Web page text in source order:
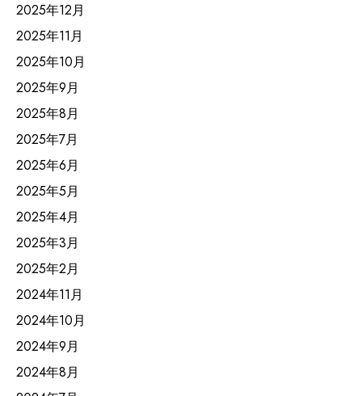
2025年12月
2025年11月
2025年10月
2025年9月
2025年8月
2025年7月
2025年6月
2025年5月
2025年4月
2025年3月
2025年2月
2024年11月
2024年10月
2024年9月
2024年8月